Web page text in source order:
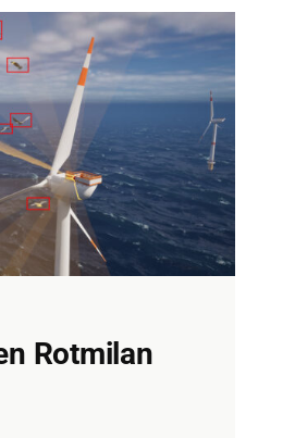
Rotmilan